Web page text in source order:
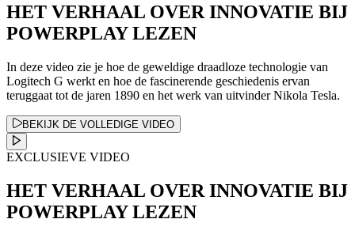
HET VERHAAL OVER INNOVATIE BIJ
POWERPLAY LEZEN
In deze video zie je hoe de geweldige draadloze technologie van
Logitech G werkt en hoe de fascinerende geschiedenis ervan
teruggaat tot de jaren 1890 en het werk van uitvinder Nikola Tesla.
BEKIJK DE VOLLEDIGE VIDEO
EXCLUSIEVE VIDEO
HET VERHAAL OVER INNOVATIE BIJ
POWERPLAY LEZEN